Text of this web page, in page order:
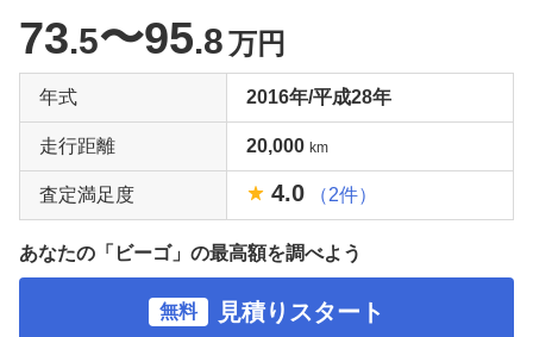
73.5〜95.8万円
年式 2016年/平成28年
走行距離 20,000 km
査定満足度 4.0 （2件）
あなたの「ビーゴ」の最高額を調べよう
無料 見積りスタート